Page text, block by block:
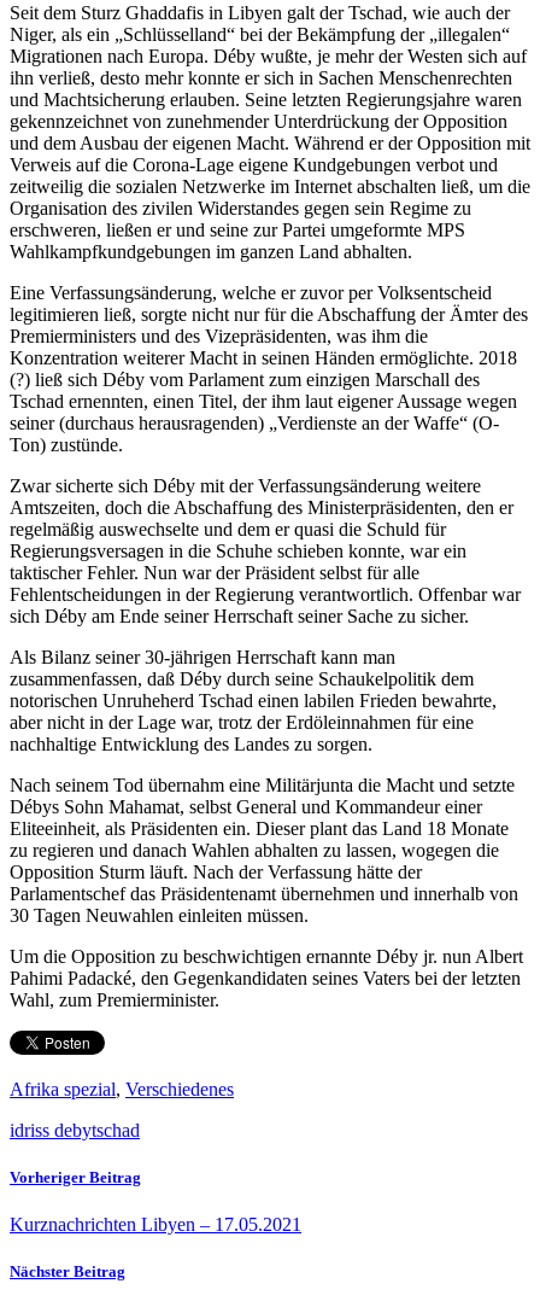
Seit dem Sturz Ghaddafis in Libyen galt der Tschad, wie auch der
Niger, als ein „Schlüsselland“ bei der Bekämpfung der „illegalen“
Migrationen nach Europa. Déby wußte, je mehr der Westen sich auf
ihn verließ, desto mehr konnte er sich in Sachen Menschenrechten
und Machtsicherung erlauben. Seine letzten Regierungsjahre waren
gekennzeichnet von zunehmender Unterdrückung der Opposition
und dem Ausbau der eigenen Macht. Während er der Opposition mit
Verweis auf die Corona-Lage eigene Kundgebungen verbot und
zeitweilig die sozialen Netzwerke im Internet abschalten ließ, um die
Organisation des zivilen Widerstandes gegen sein Regime zu
erschweren, ließen er und seine zur Partei umgeformte MPS
Wahlkampfkundgebungen im ganzen Land abhalten.
Eine Verfassungsänderung, welche er zuvor per Volksentscheid
legitimieren ließ, sorgte nicht nur für die Abschaffung der Ämter des
Premierministers und des Vizepräsidenten, was ihm die
Konzentration weiterer Macht in seinen Händen ermöglichte. 2018
(?) ließ sich Déby vom Parlament zum einzigen Marschall des
Tschad ernennten, einen Titel, der ihm laut eigener Aussage wegen
seiner (durchaus herausragenden) „Verdienste an der Waffe“ (O-
Ton) zustünde.
Zwar sicherte sich Déby mit der Verfassungsänderung weitere
Amtszeiten, doch die Abschaffung des Ministerpräsidenten, den er
regelmäßig auswechselte und dem er quasi die Schuld für
Regierungsversagen in die Schuhe schieben konnte, war ein
taktischer Fehler. Nun war der Präsident selbst für alle
Fehlentscheidungen in der Regierung verantwortlich. Offenbar war
sich Déby am Ende seiner Herrschaft seiner Sache zu sicher.
Als Bilanz seiner 30-jährigen Herrschaft kann man
zusammenfassen, daß Déby durch seine Schaukelpolitik dem
notorischen Unruheherd Tschad einen labilen Frieden bewahrte,
aber nicht in der Lage war, trotz der Erdöleinnahmen für eine
nachhaltige Entwicklung des Landes zu sorgen.
Nach seinem Tod übernahm eine Militärjunta die Macht und setzte
Débys Sohn Mahamat, selbst General und Kommandeur einer
Eliteeinheit, als Präsidenten ein. Dieser plant das Land 18 Monate
zu regieren und danach Wahlen abhalten zu lassen, wogegen die
Opposition Sturm läuft. Nach der Verfassung hätte der
Parlamentschef das Präsidentenamt übernehmen und innerhalb von
30 Tagen Neuwahlen einleiten müssen.
Um die Opposition zu beschwichtigen ernannte Déby jr. nun Albert
Pahimi Padacké, den Gegenkandidaten seines Vaters bei der letzten
Wahl, zum Premierminister.
Afrika spezial, Verschiedenes
idriss debytschad
Vorheriger Beitrag
Kurznachrichten Libyen – 17.05.2021
Nächster Beitrag